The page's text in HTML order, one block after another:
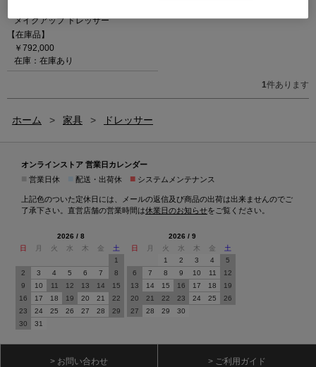
メイクアップ ドレッサー
【在庫品】
￥792,000
在庫：在庫あり
1件あります
ホーム > 家具 > ドレッサー
オンラインストア 営業日カレンダー
営業日休 配送・出荷休 ■ システムメンテナンス
上記色のついた定休日には、メールの返信及び商品の出荷は出来ませんのでご
了承下さい。直営店舗の営業時間は休業日のお知らせをご覧ください。
2026 / 8
日
月 火 水 木 金
土
1
2
3 4 5 6 7
8
9
10 11 12 13 14
15
16
17 18 19 20 21
22
23
24 25 26 27 28
29
30
31
2026 / 9
日
月 火 水 木 金
土
1
2 3 4
5
6
7 8 9 10 11
12
13
14 15 16 17 18
19
20
21 22 23 24 25
26
27
28 29 30
> お問い合わせ > ご利用ガイド